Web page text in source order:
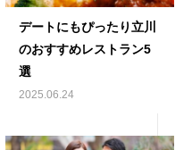
デートにもぴったり立川
のおすすめレストラン5
選
2025.06.24